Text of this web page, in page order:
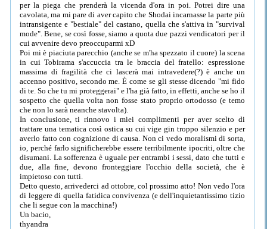
per la piega che prenderà la vicenda d'ora in poi. Potrei dire una
cavolata, ma mi pare di aver capito che Shodai incarnasse la parte più
intransigente e "bestiale" del castano, quella che s'attiva in "survival
mode". Bene, se così fosse, siamo a quota due pazzi vendicatori per il
cui avvenire devo preoccuparmi xD
Poi mi è piaciuta parecchio (anche se m'ha spezzato il cuore) la scena
in cui Tobirama s'accuccia tra le braccia del fratello: espressione
massima di fragilità che ci lascerà mai intravedere(?) è anche un
accenno positivo, secondo me. È come se gli stesse dicendo "mi fido
di te. So che tu mi proteggerai" e l'ha già fatto, in effetti, anche se ho il
sospetto che quella volta non fosse stato proprio ortodosso (e temo
che non lo sarà neanche stavolta).
In conclusione, ti rinnovo i miei complimenti per aver scelto di
trattare una tematica così ostica su cui vige gin troppo silenzio e per
averlo fatto con cognizione di causa. Non ci vedo moralismi di sorta,
io, perché farlo significherebbe essere terribilmente ipocriti, oltre che
disumani. La sofferenza è uguale per entrambi i sessi, dato che tutti e
due, alla fine, devono fronteggiare l'occhio della società, che è
impietoso con tutti.
Detto questo, arrivederci ad ottobre, col prossimo atto! Non vedo l'ora
di leggere di quella fatidica convivenza (e dell'inquietantissimo tizio
che li segue con la macchina!)
Un bacio,
thyandra